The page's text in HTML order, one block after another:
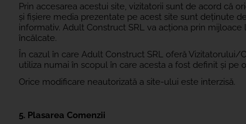
Prin accesarea acestui site, vizitatorii sunt de acord că
și fișiere media prezentate pe acest site sunt deținute
informativ. Adult Construct SRL va acționa prin
încălcate.
În cazul în care Adult Construct SRL oferă
utiliza numai în scopul în care acesta a fost definit și pe
Orice modificare neautorizată a site-ului este interzisă.
5. Plasarea Comenzii